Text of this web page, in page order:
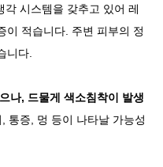
각 시스템을 갖추고 있어 레
이 적습니다. 주변 피부의 정
니다.
나, 드물게 색소침착이 발생
통증, 멍 등이 나타날 가능성